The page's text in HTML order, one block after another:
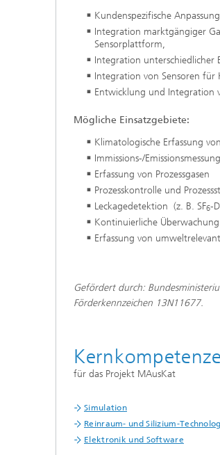
Kundenspezifische
Integration marktgängiger
Sensorplattform,
Integration unterschiedlicher
Integration von Sensoren für
Entwicklung und Integration
Mögliche Einsatzgebiete:
Klimatologische Erfassung
Immissions-/
Erfassung von Prozessgasen
Prozesskontrolle und
Leckagedetektion (z. B. SF6-
Kontinuierliche
Erfassung von
Gefördert durch:
Förderkennzeichen 13N11677.
für das Projekt MAusKat
Simulation
Reinraum- und Silizium-
Elektronik und Software